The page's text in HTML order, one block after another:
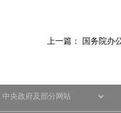
上一篇： 国务院办